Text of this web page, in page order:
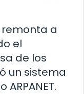
remonta a
el
de los
un sistema